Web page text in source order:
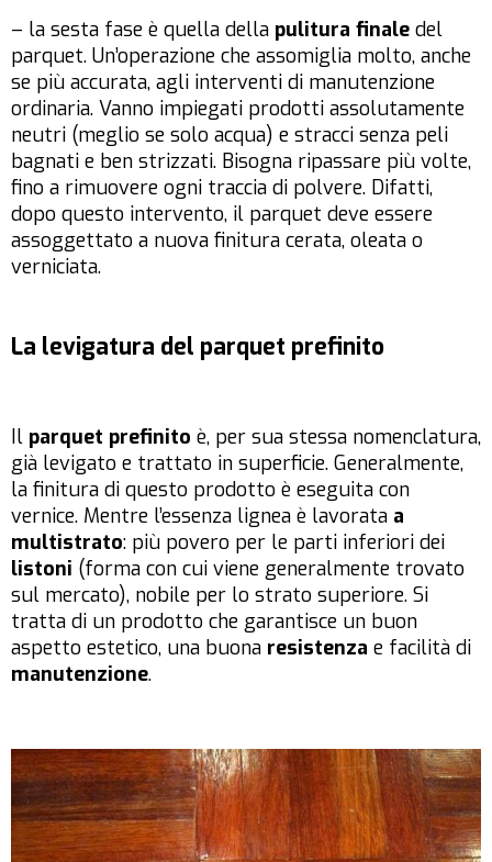
– la sesta fase è quella della pulitura finale del
parquet. Un’operazione che assomiglia molto, anche
se più accurata, agli interventi di manutenzione
ordinaria. Vanno impiegati prodotti assolutamente
neutri (meglio se solo acqua) e stracci senza peli
bagnati e ben strizzati. Bisogna ripassare più volte,
fino a rimuovere ogni traccia di polvere. Difatti,
dopo questo intervento, il parquet deve essere
assoggettato a nuova finitura cerata, oleata o
verniciata.
La levigatura del parquet prefinito
Il parquet prefinito è, per sua stessa nomenclatura,
già levigato e trattato in superficie. Generalmente,
la finitura di questo prodotto è eseguita con
vernice. Mentre l’essenza lignea è lavorata a
multistrato: più povero per le parti inferiori dei
listoni (forma con cui viene generalmente trovato
sul mercato), nobile per lo strato superiore. Si
tratta di un prodotto che garantisce un buon
aspetto estetico, una buona resistenza e facilità di
manutenzione.